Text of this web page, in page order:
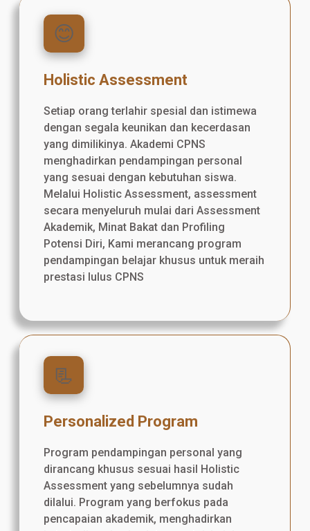
😊
Holistic Assessment
Setiap orang terlahir spesial dan istimewa
dengan segala keunikan dan kecerdasan
yang dimilikinya. Akademi CPNS
menghadirkan pendampingan personal
yang sesuai dengan kebutuhan siswa.
Melalui Holistic Assessment, assessment
secara menyeluruh mulai dari Assessment
Akademik, Minat Bakat dan Profiling
Potensi Diri, Kami merancang program
pendampingan belajar khusus untuk meraih
prestasi lulus CPNS
📃
Personalized Program
Program pendampingan personal yang
dirancang khusus sesuai hasil Holistic
Assessment yang sebelumnya sudah
dilalui. Program yang berfokus pada
pencapaian akademik, menghadirkan